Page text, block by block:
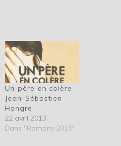
Un père en colère –
Jean-Sébastien
Hongre
22 avril 2013
Dans "Romans 2013"